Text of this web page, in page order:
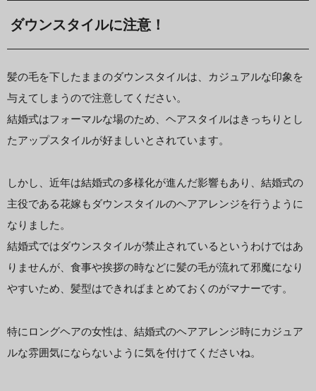
ダウンスタイルに注意！
髪の毛を下したままのダウンスタイルは、カジュアルな印象を
与えてしまうので注意してください。
結婚式はフォーマルな場のため、ヘアスタイルはきっちりとし
たアップスタイルが好ましいとされています。
しかし、近年は結婚式の多様化が進んだ影響もあり、結婚式の
主役である花嫁もダウンスタイルのヘアアレンジを行うように
なりました。
結婚式ではダウンスタイルが禁止されているというわけではあ
りませんが、食事や挨拶の時などに髪の毛が流れて邪魔になり
やすいため、髪型はできればまとめておくのがマナーです。
特にロングヘアの女性は、結婚式のヘアアレンジ時にカジュア
ルな雰囲気にならないように気を付けてくださいね。